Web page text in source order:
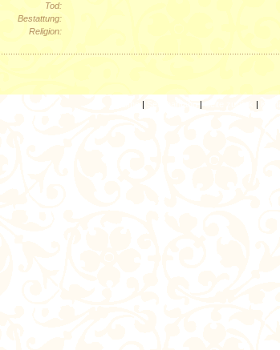
Tod:
Bestattung:
Religion:
| | |